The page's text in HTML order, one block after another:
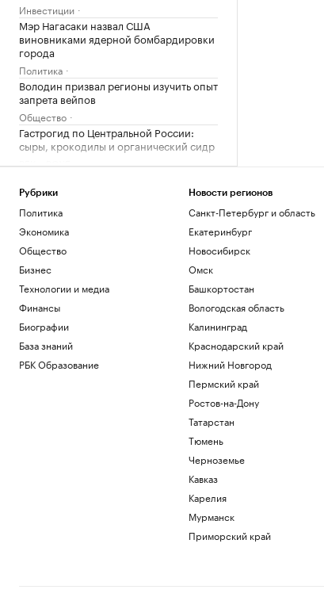
Инвестиции
Мэр Нагасаки назвал США
виновниками ядерной бомбардировки
города
Политика
Володин призвал регионы изучить опыт
запрета вейпов
Общество
Гастрогид по Центральной России:
сыры, крокодилы и органический сидр
РБК и РСХБ
рукаве Дуная для подачи воды на АЭС
Общество
Десятки человек погибли при лобовом
ДТП с двумя автобусами в Нигере
Общество
Бинго Нолана: 9 интересных фактов об
«Одиссее»
Общество
трети акций уже восстановили
котировки
Инвестиции
Новый Audi Q9 против Mercedes-Benz
GLS и BMW X7. Сравнение, мнения и
Рубрики
Политика
Экономика
Общество
Бизнес
Технологии и медиа
Финансы
Биографии
База знаний
РБК Образование
Новости регионов
Санкт-Петербург и область
Екатеринбург
Новосибирск
Омск
Башкортостан
Вологодская область
Калининград
Краснодарский край
Нижний Новгород
Пермский край
Ростов-на-Дону
Татарстан
Тюмень
Черноземье
Кавказ
Карелия
Мурманск
Приморский край